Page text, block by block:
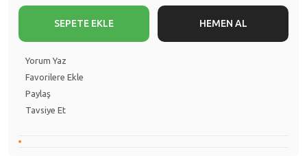
SEPETE EKLE HEMEN AL
Yorum Yaz
Paylaş
Tavsiye Et